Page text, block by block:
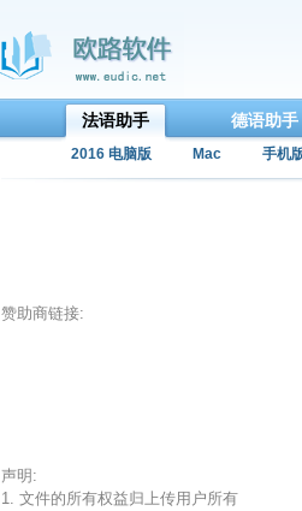
法语助手 德语助手
2016 电脑版 Mac 手机
赞助商链接:
声明:
1. 文件的所有权益归上传用户所有